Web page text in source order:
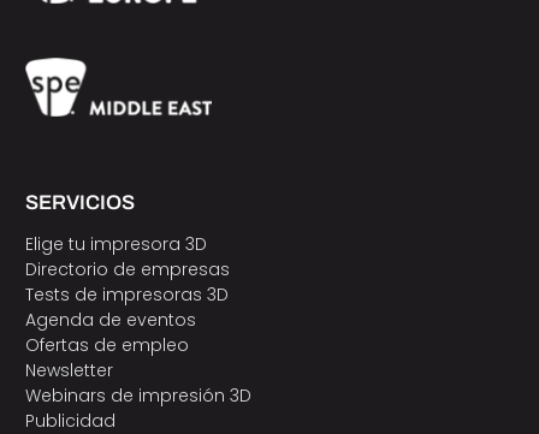
SERVICIOS
Elige tu impresora 3D
Directorio de empresas
Tests de impresoras 3D
Agenda de eventos
Ofertas de empleo
Newsletter
Webinars de impresión 3D
Publicidad